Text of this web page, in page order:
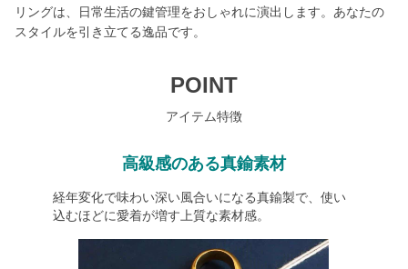
リングは、日常生活の鍵管理をおしゃれに演出します。あなたの
スタイルを引き立てる逸品です。
POINT
アイテム特徴
高級感のある真鍮素材
経年変化で味わい深い風合いになる真鍮製で、使い
込むほどに愛着が増す上質な素材感。